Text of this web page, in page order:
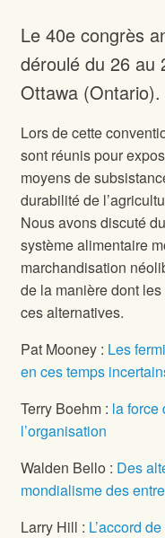
Le 40e congrès
déroulé du 26 au
Ottawa (Ontario).
Lors de cette
sont réunis pour
moyens de
durabilité de
Nous avons discuté
système alimentaire
marchandisation
de la manière dont
ces alternatives.
Pat Mooney : Les
en ces temps
Terry Boehm : la force
l’organisation
Walden Bello : Des
mondialisme des
Larry Hill : L’accord